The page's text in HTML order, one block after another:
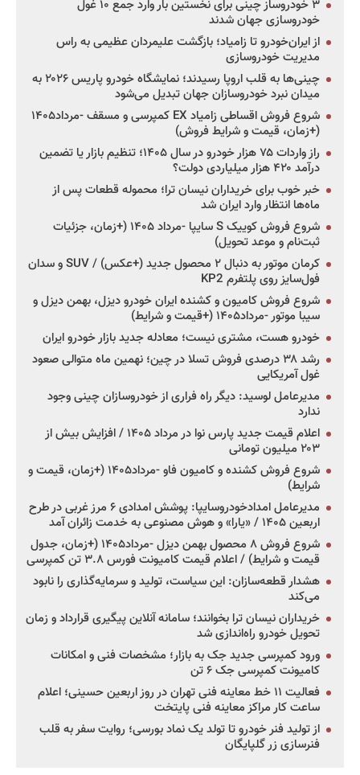
۳ خودروساز چینی برای نخستین بار وارد جمع ۱۰ غول
خودروسازی جهان شدند
از ایران‌خودرو تا زامیاد؛ بازگشت علیمردان عظیمی به راس
مدیریت خودروسازی
چینی‌ها به قلب اروپا رسیدند؛ نمایشگاه خودرو پاریس ۲۰۲۶ به
میدان نبرد خودروسازان جهان تبدیل می‌شود
شروع فروش اقساطی زامیاد EX کمپرسی و مسقف -مرداد۱۴۰۵
(+زمان، قیمت و شرایط فروش)
راز واردات ۷۵ هزار خودرو در سال ۱۴۰۵؛ تنظیم بازار یا تضمین
درآمد ۴۲۰ هزار میلیاردی دولت؟
خبر خوب برای خریداران نیسان ترا؛ محموله قطعات پس از
ماه‌ها انتظار وارد ایران شد
شروع فروش کوییک S سایپا -مرداد ۱۴۰۵ (+زمان، جزئیات
ثبت‌نام و موعد تحویل)
کرمان موتور به دنبال ۲ محصول جدید (+عکس) / SUV و سدان
فول‌سایز روی پلتفرم KP2
شروع فروش کامیون و کشنده ایران خودرو دیزل، بهمن دیزل و
سیبا موتور -مرداد۱۴۰۵ (+قیمت و شرایط)
خودرو هست، مشتری نیست؛ معادله جدید بازار خودرو ایران
رشد ۳۸ درصدی فروش تسلا در چین؛ نهمین ماه متوالی صعود
غول آمریکایی
مدیرعامل لوسید: دیگر راه فراری از خودروسازان چینی وجود
ندارد
اعلام قیمت جدید پارس نوا در مرداد ۱۴۰۵ / افزایش بیش از
۲۰۳ میلیون تومانی
شروع فروش کشنده و کامیون فاو -مرداد۱۴۰۵ (+زمان، قیمت و
شرایط)
مدیرعامل امدادخودروسایپا: پوشش امدادی ۶ مرز غربی در طرح
اربعین ۱۴۰۵ / «یارا» و هوش مصنوعی به خدمت زائران آمد
شروع فروش ۸ محصول بهمن دیزل -مرداد۱۴۰۵ (+زمان، جدول
قیمت و شرایط) / اعلام قیمت کامیونت فورس ۳.۸ تن کمپرسی
هشدار قطعه‌سازان: این سیاست، تولید و سرمایه‌گذاری را نابود
می‌کند
خریداران نیسان ترا بخوانند؛ سامانه آنلاین پیگیری قرارداد و زمان
تحویل خودرو راه‌اندازی شد
ورود کمپرسی جدید جک به بازار؛ مشخصات فنی و امکانات
کامیونت کمپرسی جک ۶ تن
فعالیت ۱۱ خط معاینه فنی تهران در روز اربعین حسینی؛ اعلام
ساعت کار مراکز معاینه فنی پایتخت
از تولید فنر خودرو تا تولد یک نماد بورسی؛ روایت سفر به قلب
فنرسازی زر گلپایگان